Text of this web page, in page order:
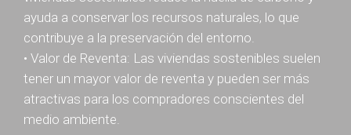
ayuda a conservar los recursos naturales, lo que
contribuye a la preservación del entorno.
• Valor de Reventa: Las viviendas sostenibles suelen
tener un mayor valor de reventa y pueden ser más
atractivas para los compradores conscientes del
medio ambiente.